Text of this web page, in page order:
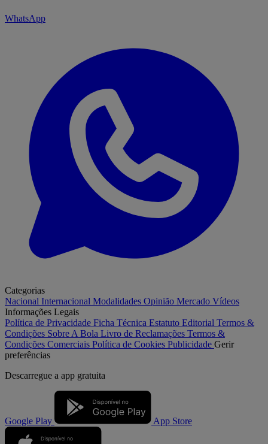
WhatsApp
Categorias
Nacional Internacional Modalidades Opinião Mercado Vídeos
Informações Legais
Política de Privacidade Ficha Técnica Estatuto Editorial Termos &
Condições Sobre A Bola Livro de Reclamações Termos &
Condições Comerciais Política de Cookies Publicidade Gerir
preferências
Descarregue a app gratuita
Google Play App Store